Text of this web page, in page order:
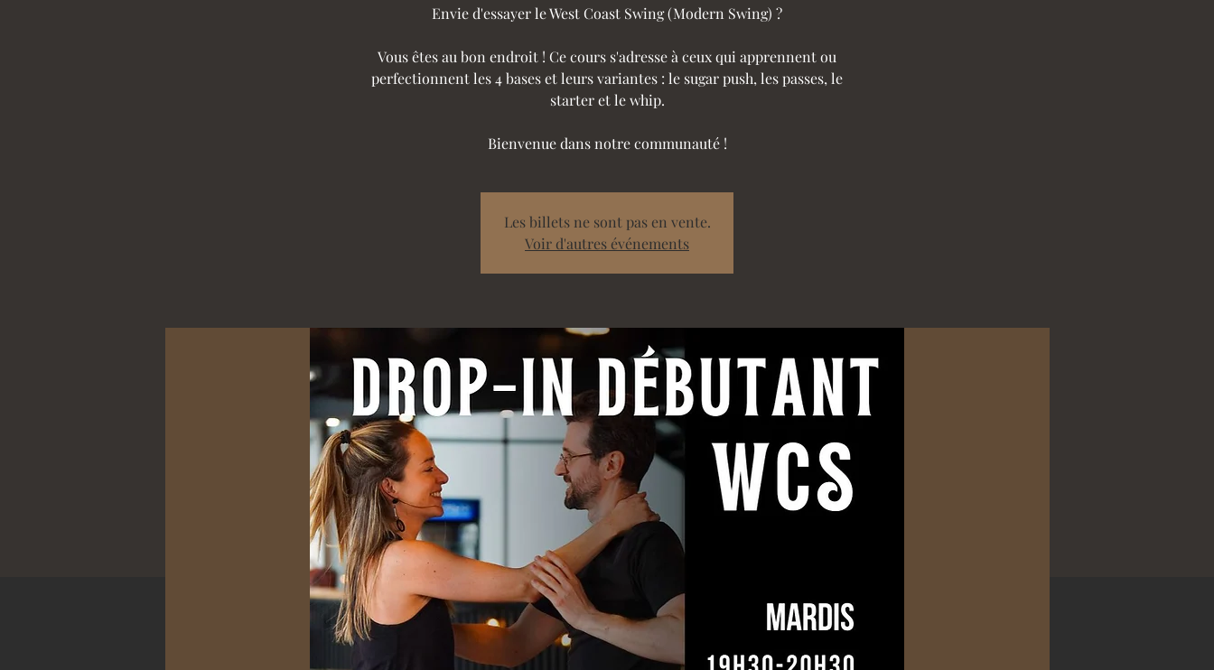
Envie d'essayer le West Coast Swing (Modern Swing) ?
Vous êtes au bon endroit ! Ce cours s'adresse à ceux qui apprennent ou
perfectionnent les 4 bases et leurs variantes : le sugar push, les passes, le
starter et le whip.
Bienvenue dans notre communauté !
Les billets ne sont pas en vente.
Voir d'autres événements